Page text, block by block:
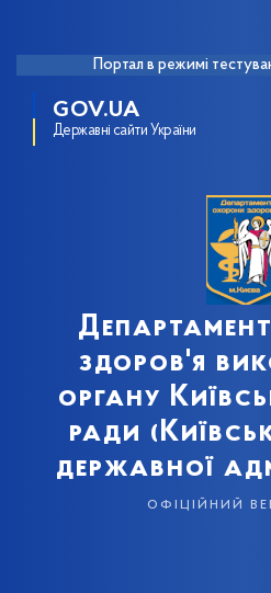
Портал в режимі
GOV.UA
Державні сайти України
здоров'я
органу
ради
державної
офіційний